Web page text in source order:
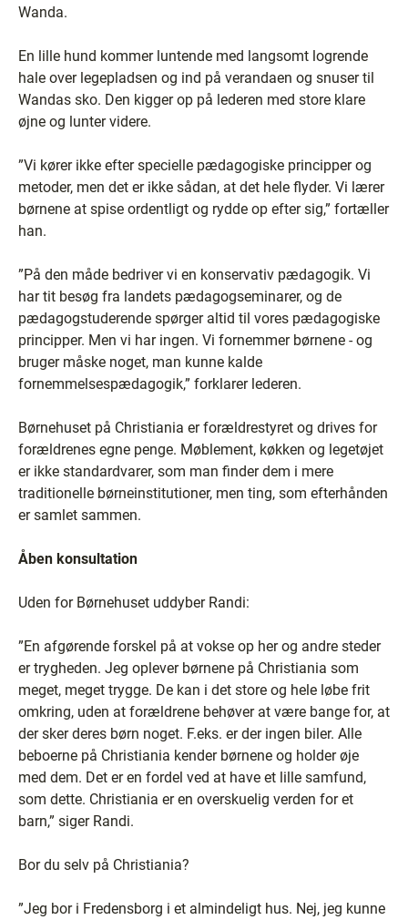
Wanda.
En lille hund kommer luntende med langsomt logrende
hale over legepladsen og ind på verandaen og snuser til
Wandas sko. Den kigger op på lederen med store klare
øjne og lunter videre.
”Vi kører ikke efter specielle pædagogiske principper og
metoder, men det er ikke sådan, at det hele flyder. Vi lærer
børnene at spise ordentligt og rydde op efter sig,” fortæller
han.
”På den måde bedriver vi en konservativ pædagogik. Vi
har tit besøg fra landets pædagogseminarer, og de
pædagogstuderende spørger altid til vores pædagogiske
principper. Men vi har ingen. Vi fornemmer børnene - og
bruger måske noget, man kunne kalde
fornemmelsespædagogik,” forklarer lederen.
Børnehuset på Christiania er forældrestyret og drives for
forældrenes egne penge. Møblement, køkken og legetøjet
er ikke standardvarer, som man finder dem i mere
traditionelle børneinstitutioner, men ting, som efterhånden
er samlet sammen.
Åben konsultation
Uden for Børnehuset uddyber Randi:
”En afgørende forskel på at vokse op her og andre steder
er trygheden. Jeg oplever børnene på Christiania som
meget, meget trygge. De kan i det store og hele løbe frit
omkring, uden at forældrene behøver at være bange for, at
der sker deres børn noget. F.eks. er der ingen biler. Alle
beboerne på Christiania kender børnene og holder øje
med dem. Det er en fordel ved at have et lille samfund,
som dette. Christiania er en overskuelig verden for et
barn,” siger Randi.
Bor du selv på Christiania?
”Jeg bor i Fredensborg i et almindeligt hus. Nej, jeg kunne